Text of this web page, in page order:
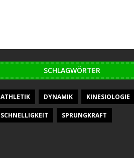
SCHLAGWÖRTER
ATHLETIK DYNAMIK KINESIOLOGIE
SCHNELLIGKEIT SPRUNGKRAFT